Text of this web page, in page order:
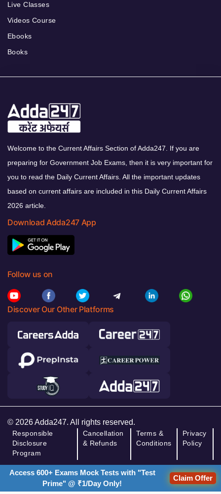
Live Classes
Videos Course
Ebooks
Books
Welcome to the Current Affairs Section of Adda247. If you are
preparing for Government Job Exams, then it is very important for
you to read the Daily Current Affairs. All the important updates
based on current affairs are included in this Daily Current Affairs
2026 article.
Download Adda247 App
Follow us on
Discover Our Other Platforms
© 2026 Adda247. All rights reserved.
Responsible
Disclosure
Program
Cancellation
& Refunds
Terms &
Conditions
Privacy
Policy
Access 600+ Exams Mock Tests with "Test
Prime" @ ₹1/Day Only!
Claim Offer